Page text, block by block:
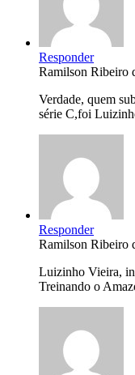
Responder
Ramilson Ribeiro
Verdade, quem
série C,foi
Responder
Ramilson Ribeiro
Luizinho Vieira,
Treinando o